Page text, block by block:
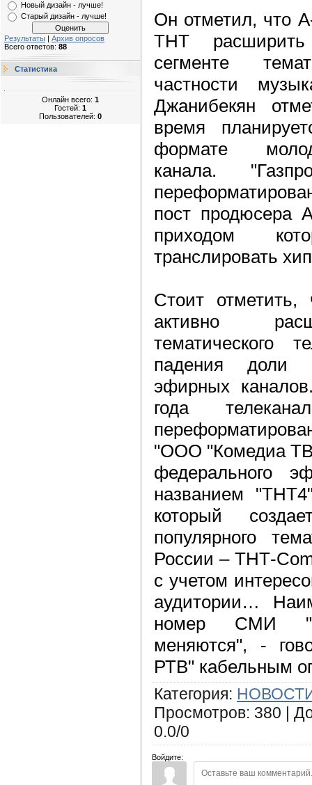
Новый дизайн - лучше!
Старый дизайн - лучше!
Результаты | Архив опросов
Всего ответов: 88
Статистика
Онлайн всего: 1
Гостей: 1
Пользователей: 0
Он отметил, что
ТНТ
сегменте
частности
Джанибекян
время
формате
канала.
пост продюсера
приходом
транслировать
Стоит
активно
тематического
падения доли
эфирных
года
"ООО "Комедиа
федерального
названием
который
популярного
России – ТНТ-
с учетом
аудитории…
номер СМИ
меняются", -
РТВ" кабельным
Категория:
Просмотров: 380 |
0.0/0
Войдите: